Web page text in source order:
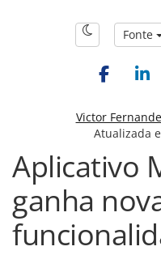
Fonte
Victor
Atualizada
Aplicativo
ganha